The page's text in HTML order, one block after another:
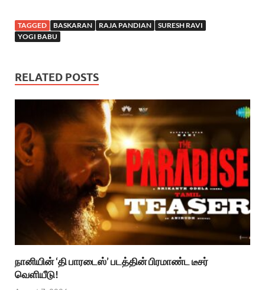
TAGGED BASKARAN RAJA PANDIAN
SURESH RAVI
YOGI BABU
RELATED POSTS
நானியின் ‘தி பாரடைஸ்’ படத்தின் பிரமாண்ட டீசர்
வெளியீடு!